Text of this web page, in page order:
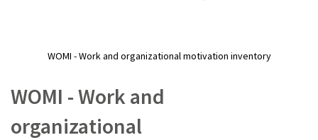
WOMI - Work and organizational motivation inventory
към
началото
галерия
WOMI - Work and
organizational